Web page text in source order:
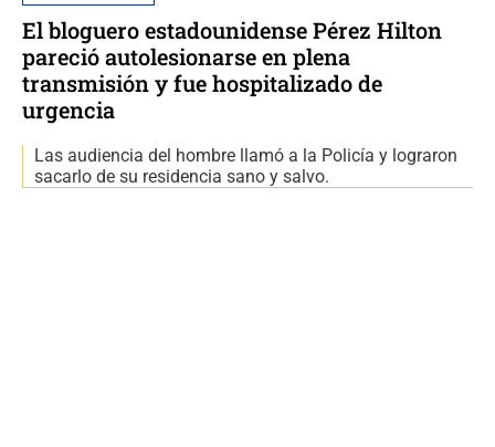
El bloguero estadounidense Pérez Hilton
pareció autolesionarse en plena
transmisión y fue hospitalizado de
urgencia
Las audiencia del hombre llamó a la Policía y lograron
sacarlo de su residencia sano y salvo.